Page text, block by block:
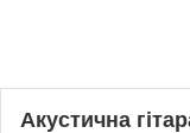
Акустична